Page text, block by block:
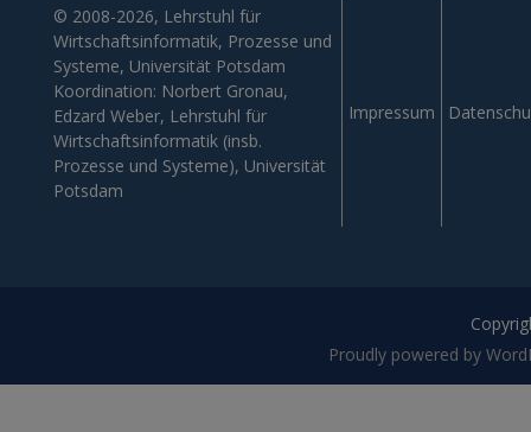
© 2008-2026, Lehrstuhl für
Wirtschaftsinformatik, Prozesse und
Systeme, Universität Potsdam
Koordination: Norbert Gronau,
Edzard Weber, Lehrstuhl für
Wirtschaftsinformatik (insb.
Prozesse und Systeme), Universität
Potsdam
Impressum
Proudly powered by